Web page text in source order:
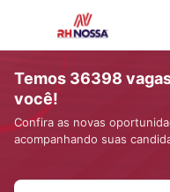
Temos 36398
você!
Confira as novas
acompanhando suas